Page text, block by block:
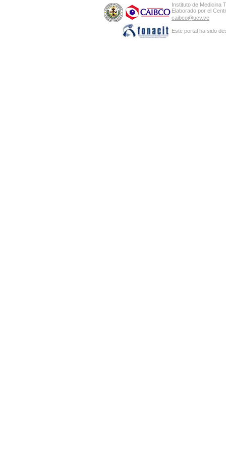
Instituto de Medicina
Elaborado por el
caibco@ucv.ve
Este portal ha sido